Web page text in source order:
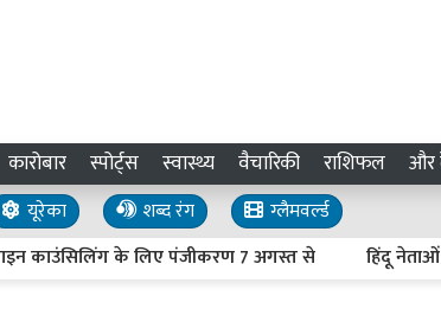
कारोबार स्पोर्ट्स स्वास्थ्य वैचारिकी राशिफल और
यूरेका शब्द रंग
ग्लैमवर्ल्ड
के लिए पंजीकरण 7 अगस्त से हिंदू नेताओं की